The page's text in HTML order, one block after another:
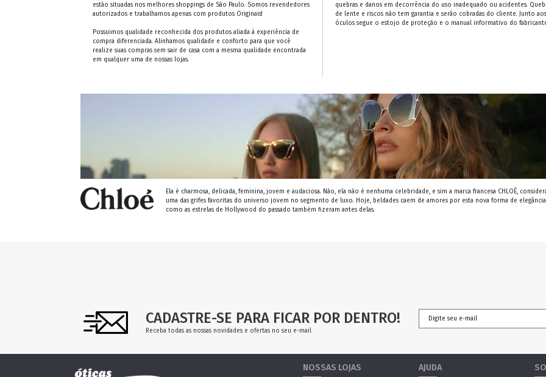
estão situadas nos melhores shoppings de São Paulo. Somos revendedores
autorizados e trabalhamos apenas com produtos Originais!
Possuimos qualidade reconhecida dos produtos aliada à experiência de
compra diferenciada. Alinhamos qualidade e conforto para que você
realize suas compras sem sair de casa com a mesma qualidade encontrada
em qualquer uma de nossas lojas.
quebras e danos em decorrência do uso inadequado ou acidentes.
de lente e riscos não tem garantia e serão cobradas do cliente. Junto aos
óculos segue o estojo de proteção e o manual informativo do
Ela é charmosa, delicada, feminina, jovem e audaciosa. Não, ela não é nenhuma celebridade, e sim a marca francesa CHLOÉ,
uma das grifes favoritas do universo jovem no segmento de luxo. Hoje, beldades caem de amores por esta nova forma de
como as estrelas de Hollywood do passado também fizeram antes delas.
CADASTRE-SE PARA FICAR POR DENTRO!
Receba todas as nossas novidades e ofertas no seu e-mail
NOSSAS LOJAS AJUDA